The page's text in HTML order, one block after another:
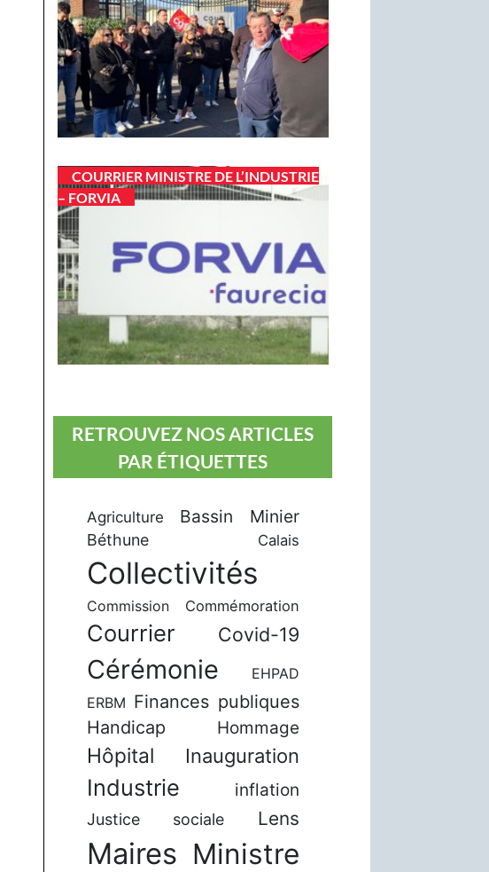
COURRIER MINISTRE DE L’INDUSTRIE
– FORVIA
RETROUVEZ NOS ARTICLES
PAR ÉTIQUETTES
Agriculture Bassin Minier
Béthune Calais
Collectivités
Commission Commémoration
Courrier Covid-19
Cérémonie
EHPAD
ERBM Finances publiques
Handicap
Hommage
Hôpital Inauguration
Industrie inflation
Justice sociale Lens
Maires Ministre